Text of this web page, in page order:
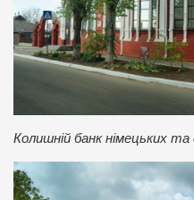
Колишній банк німецьких та